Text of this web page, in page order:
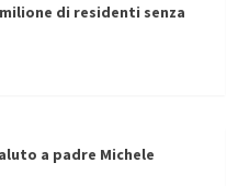
di residenti senza
a padre Michele